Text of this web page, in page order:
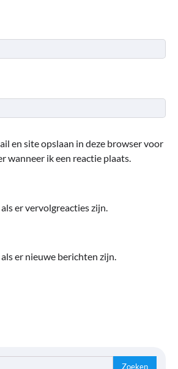
en site opslaan in deze browser voor
wanneer ik een reactie plaats.
er vervolgreacties zijn.
er nieuwe berichten zijn.